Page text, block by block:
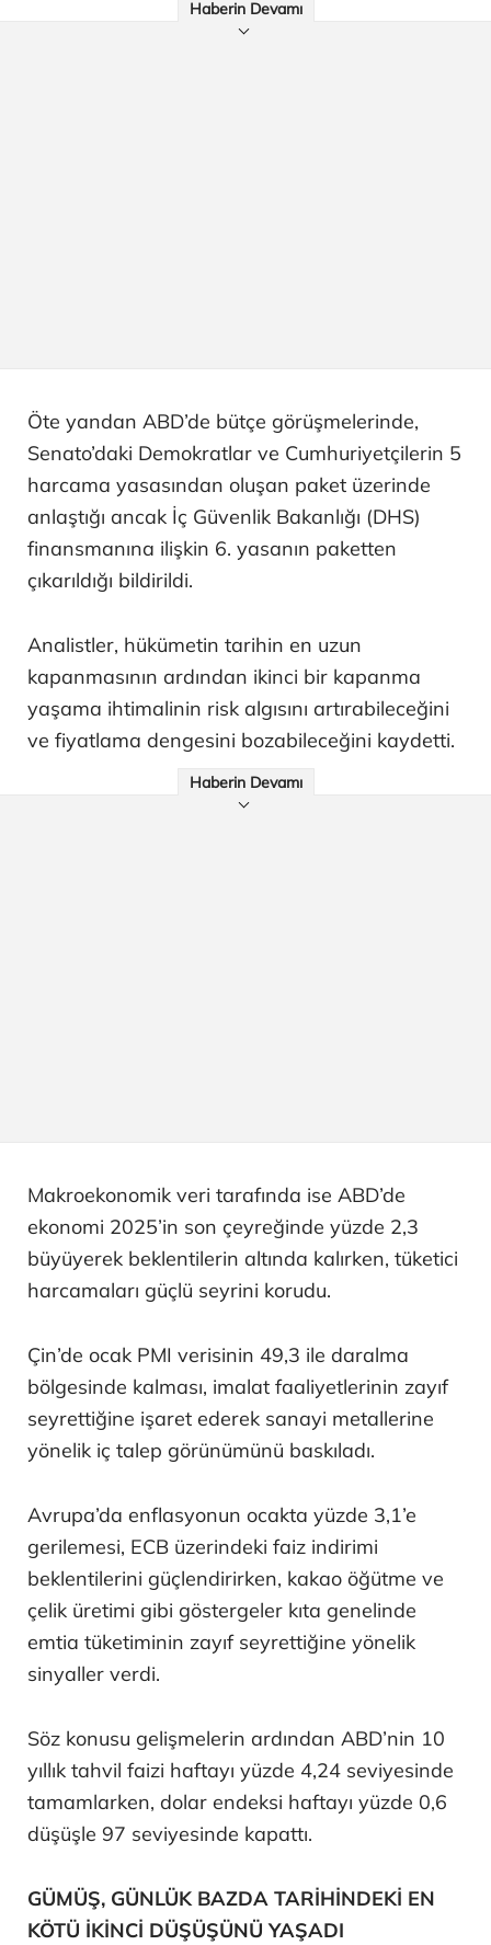
Haberin Devamı
Öte yandan ABD’de bütçe görüşmelerinde,
Senato’daki Demokratlar ve Cumhuriyetçilerin 5
harcama yasasından oluşan paket üzerinde
anlaştığı ancak İç Güvenlik Bakanlığı (DHS)
finansmanına ilişkin 6. yasanın paketten
çıkarıldığı bildirildi.
Analistler, hükümetin tarihin en uzun
kapanmasının ardından ikinci bir kapanma
yaşama ihtimalinin risk algısını artırabileceğini
ve fiyatlama dengesini bozabileceğini kaydetti.
Haberin Devamı
Makroekonomik veri tarafında ise ABD’de
ekonomi 2025’in son çeyreğinde yüzde 2,3
büyüyerek beklentilerin altında kalırken, tüketici
harcamaları güçlü seyrini korudu.
Çin’de ocak PMI verisinin 49,3 ile daralma
bölgesinde kalması, imalat faaliyetlerinin zayıf
seyrettiğine işaret ederek sanayi metallerine
yönelik iç talep görünümünü baskıladı.
Avrupa’da enflasyonun ocakta yüzde 3,1’e
gerilemesi, ECB üzerindeki faiz indirimi
beklentilerini güçlendirirken, kakao öğütme ve
çelik üretimi gibi göstergeler kıta genelinde
emtia tüketiminin zayıf seyrettiğine yönelik
sinyaller verdi.
Söz konusu gelişmelerin ardından ABD’nin 10
yıllık tahvil faizi haftayı yüzde 4,24 seviyesinde
tamamlarken, dolar endeksi haftayı yüzde 0,6
düşüşle 97 seviyesinde kapattı.
GÜMÜŞ, GÜNLÜK BAZDA TARİHİNDEKİ EN
KÖTÜ İKİNCİ DÜŞÜŞÜNÜ YAŞADI